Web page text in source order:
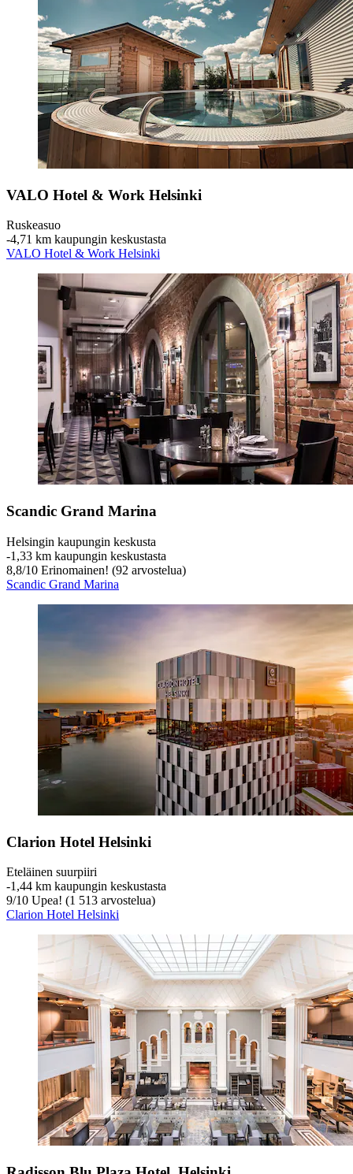
VALO Hotel & Work Helsinki
Ruskeasuo
‐4,71 km kaupungin keskustasta
VALO Hotel & Work Helsinki
Scandic Grand Marina
Helsingin kaupungin keskusta
‐1,33 km kaupungin keskustasta
8,8/10 Erinomainen! (92 arvostelua)
Scandic Grand Marina
Clarion Hotel Helsinki
Eteläinen suurpiiri
‐1,44 km kaupungin keskustasta
9/10 Upea! (1 513 arvostelua)
Clarion Hotel Helsinki